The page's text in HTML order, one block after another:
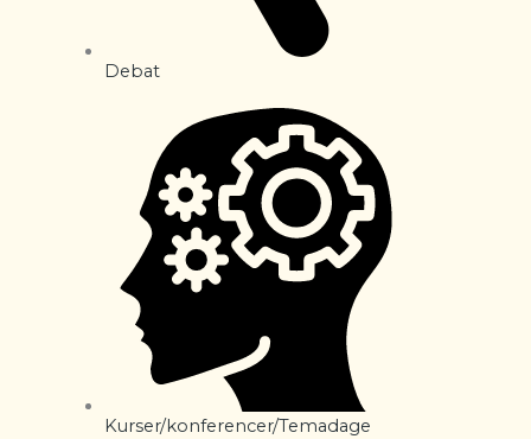
Debat
Kurser/konferencer/Temadage